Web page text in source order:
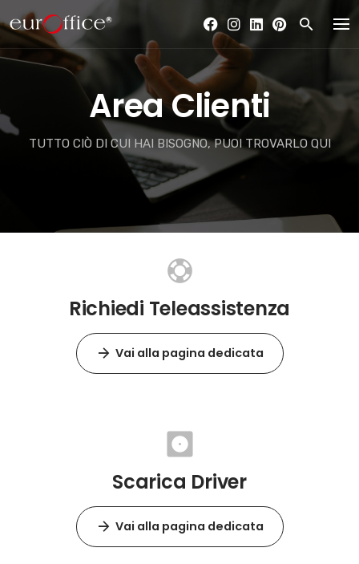
to
content
Area Clienti
TUTTO CIÒ DI CUI HAI BISOGNO, PUOI TROVARLO QUI
Richiedi Teleassistenza
Vai alla pagina dedicata
Scarica Driver
Vai alla pagina dedicata